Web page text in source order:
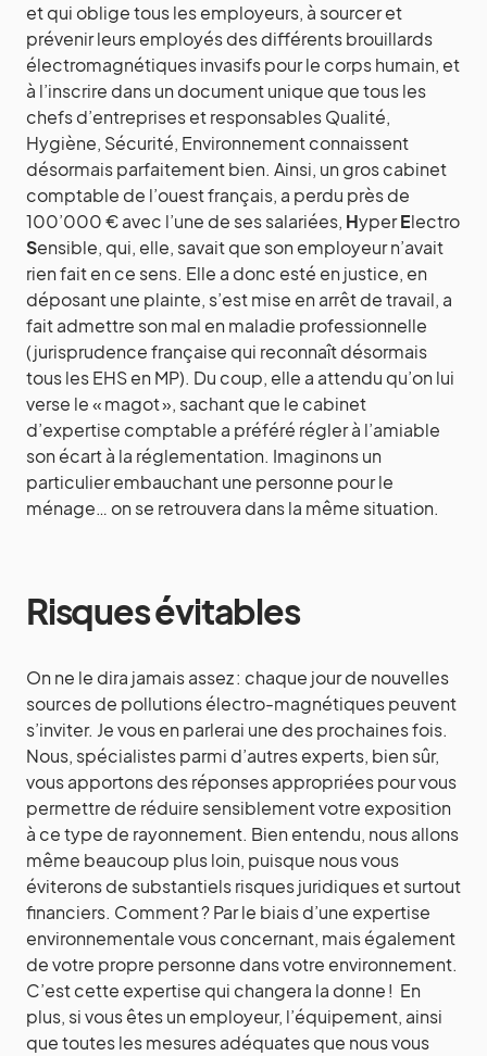
et qui oblige tous les employeurs, à sourcer et
prévenir leurs employés des différents brouillards
électromagnétiques invasifs pour le corps humain, et
à l’inscrire dans un document unique que tous les
chefs d’entreprises et responsables Qualité,
Hygiène, Sécurité, Environnement connaissent
désormais parfaitement bien. Ainsi, un gros cabinet
comptable de l’ouest français, a perdu près de
100’000 € avec l’une de ses salariées, HyperElectro
Sensible, qui, elle, savait que son employeur n’avait
rien fait en ce sens. Elle a donc esté en justice, en
déposant une plainte, s’est mise en arrêt de travail, a
fait admettre son mal en maladie professionnelle
(jurisprudence française qui reconnaît désormais
tous les EHS en MP). Du coup, elle a attendu qu’on lui
verse le « magot », sachant que le cabinet
d’expertise comptable a préféré régler à l’amiable
son écart à la réglementation. Imaginons un
particulier embauchant une personne pour le
ménage… on se retrouvera dans la même situation.
Risques évitables
On ne le dira jamais assez : chaque jour de nouvelles
sources de pollutions électro-magnétiques peuvent
s’inviter. Je vous en parlerai une des prochaines fois.
Nous, spécialistes parmi d’autres experts, bien sûr,
vous apportons des réponses appropriées pour vous
permettre de réduire sensiblement votre exposition
à ce type de rayonnement. Bien entendu, nous allons
même beaucoup plus loin, puisque nous vous
éviterons de substantiels risques juridiques et surtout
financiers. Comment ? Par le biais d’une expertise
environnementale vous concernant, mais également
de votre propre personne dans votre environnement.
C’est cette expertise qui changera la donne ! En
plus, si vous êtes un employeur, l’équipement, ainsi
que toutes les mesures adéquates que nous vous